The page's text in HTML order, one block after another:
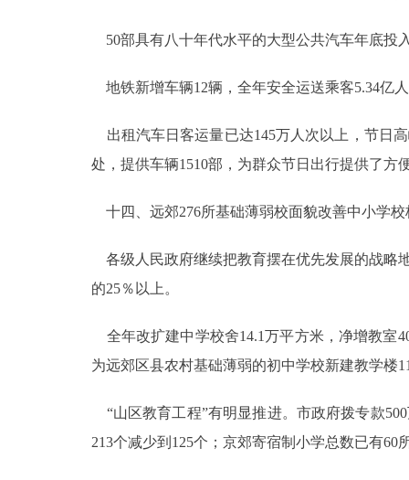
50部具有八十年代水平的大型公共汽车年底投
地铁新增车辆12辆，全年安全运送乘客5.34亿
出租汽车日客运量已达145万人次以上，节日
处，提供车辆1510部，为群众节日出行提供了方
十四、远郊276所基础薄弱校面貌改善中小学校
各级人民政府继续把教育摆在优先发展的战略
的25％以上。
全年改扩建中学校舍14.1万平方米，净增教室
为远郊区县农村基础薄弱的初中学校新建教学楼
“山区教育工程”有明显推进。市政府拨专款
213个减少到125个；京郊寄宿制小学总数已有60